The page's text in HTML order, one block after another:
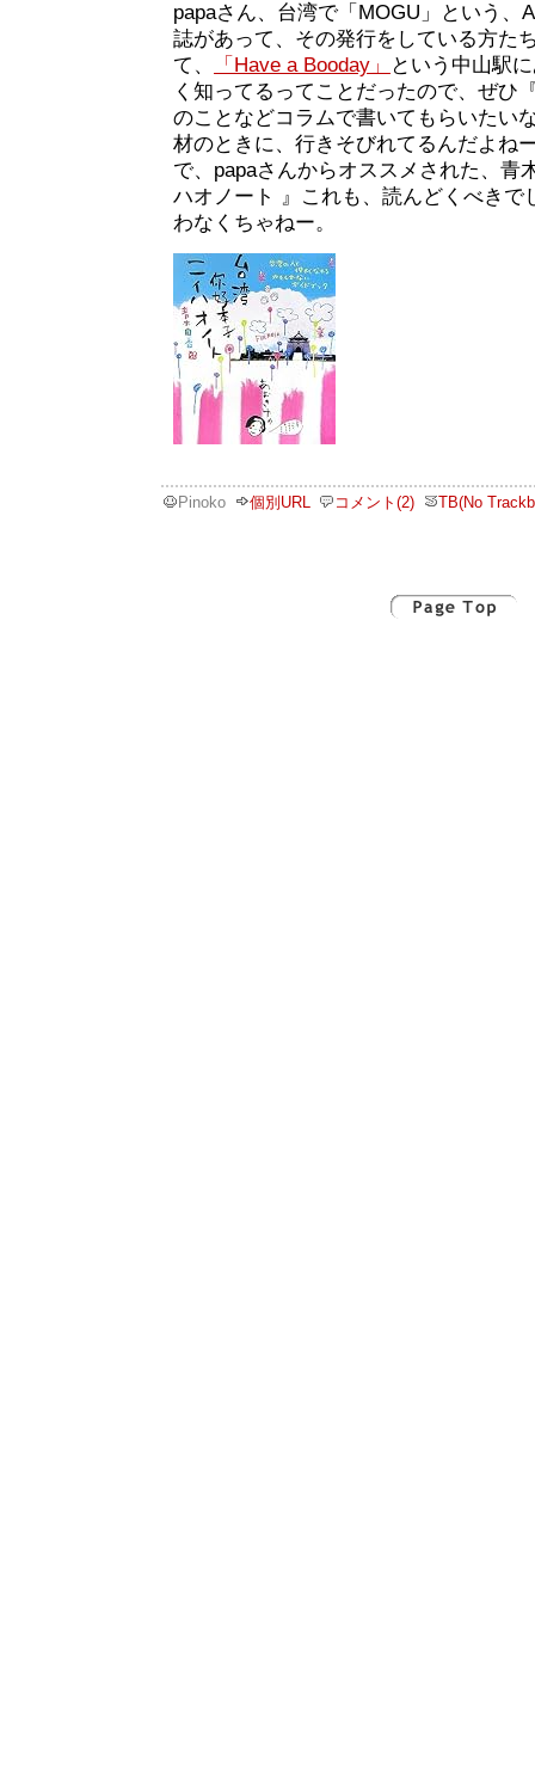
papaさん、台湾で「MOGU」という、
誌があって、その発行をしている方た
て、
「Have a Booday」
という中山駅
く知ってるってことだったので、ぜひ
のことなどコラムで書いてもらいたい
材のときに、行きそびれてるんだよね
で、papaさんからオススメされた、青
ハオノート 』これも、読んどくべきで
わなくちゃねー。
Pinoko 個別URL コメント(2) TB(No